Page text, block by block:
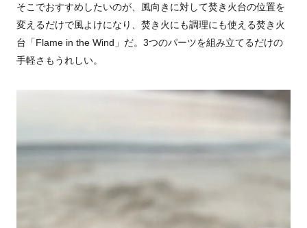
そこでおすすめしたいのが、風向きに対して焚き火台の位置を
変えるだけで風よけになり、焚き火にも調理にも使える焚き火
台「Flame in the Wind」だ。3つのパーツを組み立てるだけの
手軽さもうれしい。